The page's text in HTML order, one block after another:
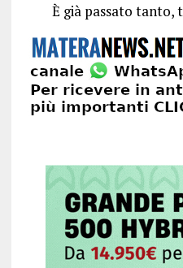
È già passato tanto,